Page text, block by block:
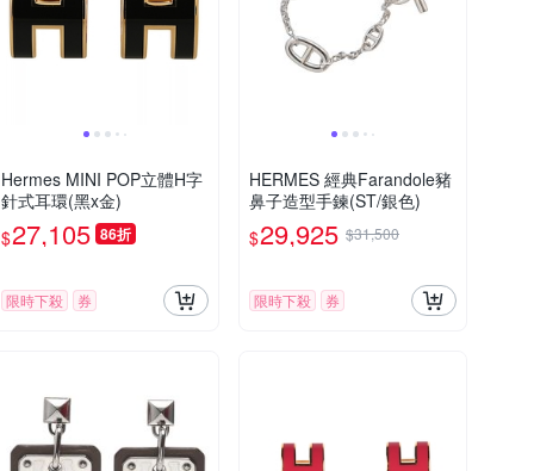
Hermes MINI POP立體H字
針式耳環(黑x金)
$27,105 86折
限時下殺 券
HERMES 經典Farandole豬
鼻子造型手鍊(ST/銀色)
$29,925 $31,500
限時下殺 券